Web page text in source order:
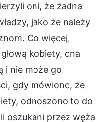
oni, że żadna
jako że należy
Co więcej,
kobiety, ona
i nie może go
gdy mówiono, że
odnoszono to do
oszukani przez węża